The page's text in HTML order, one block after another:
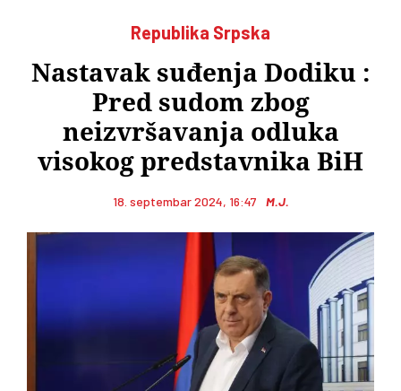
Republika Srpska
Nastavak suđenja Dodiku :
Pred sudom zbog
neizvršavanja odluka
visokog predstavnika BiH
18. septembar 2024, 16:47 M.J.